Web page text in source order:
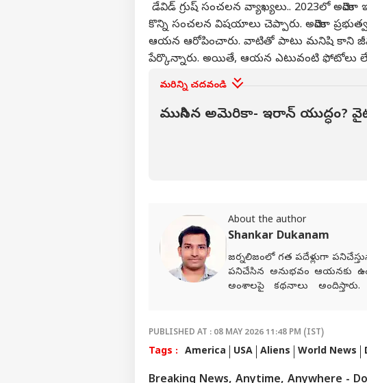
డేవిడ్ గ్రుష్ సంచలన వ్యాఖ్యలు.. 2023లో అమెరికా
కొన్ని సంచలన విషయాలు చెప్పారు. అమెరికా
ఆయన ఆరోపించారు. వాటితో పాటు మనిషి కాని
పేర్కొన్నారు. అయితే, ఆయన ఎటువంటి ఫోటోలు
మరిన్ని చదవండి
ముగిసిన అమెరికా- ఇరాన్ యుద్ధం?
About the author
Shankar Dukanam
జర్నలిజంలో గత పదేళ్లుగా
పనిచేసిన అనుభవం ఆయనకు
అంశాలపై కథనాలు అందిస్తారు.
Network)కు చెందిన తెలుగు
పనిచేస్తున్నారు.
PUBLISHED AT : 08 MAY 2026 11:48 PM (IST)
Tags : America USA Aliens World News
మా గురించి
అభిప్రాయాన్ని పంపండి
మమ్మల్ని సంప్రదించండి
తెలంగాణ ఏమైనా రెడ్ల
అయ్య జాగీరా..
ముఖ్యమంత్రి రేవంత్
విశాఖపట్నం